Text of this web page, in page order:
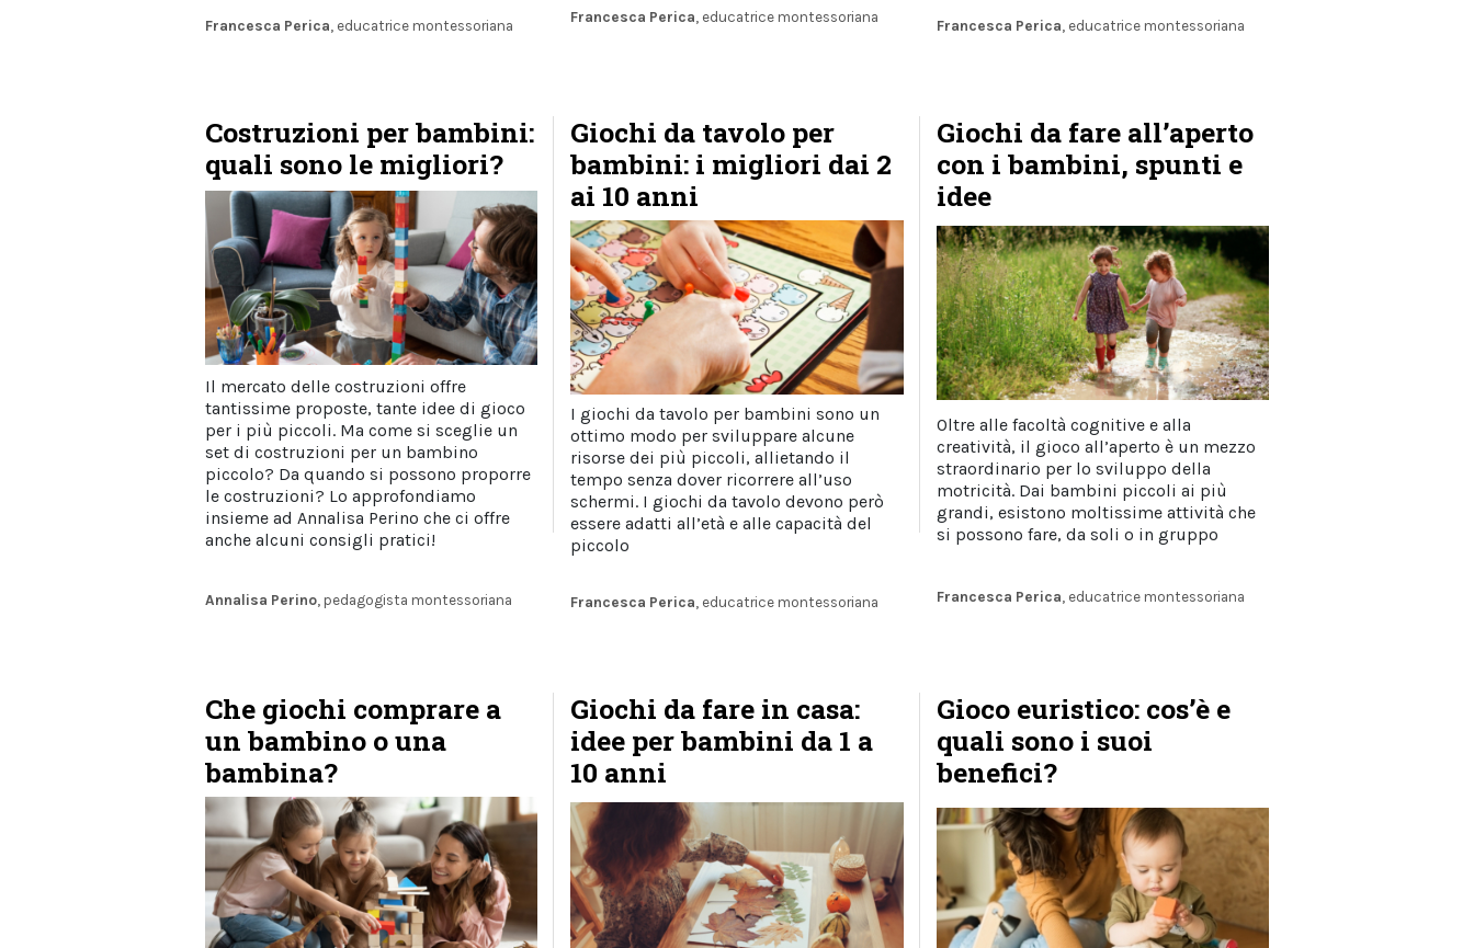
Francesca Perica , educatrice montessoriana Francesca Perica, educatrice montessoriana Francesca Perica , educatrice montessoriana
Costruzioni per bambini:
quali sono le migliori?
Annalisa Perino , pedagogista montessoriana
Il mercato delle costruzioni offre
tantissime proposte, tante idee di gioco
per i più piccoli. Ma come si sceglie un
set di costruzioni per un bambino
piccolo? Da quando si possono proporre
le costruzioni? Lo approfondiamo
insieme ad Annalisa Perino che ci offre
anche alcuni consigli pratici!
Giochi da tavolo per
bambini: i migliori dai 2
ai 10 anni
Francesca Perica , educatrice montessoriana
I giochi da tavolo per bambini sono un
ottimo modo per sviluppare alcune
risorse dei più piccoli, allietando il
tempo senza dover ricorrere all’uso
schermi. I giochi da tavolo devono però
essere adatti all’età e alle capacità del
piccolo
Giochi da fare all’aperto
con i bambini, spunti e
idee
Francesca Perica , educatrice montessoriana
Oltre alle facoltà cognitive e alla
creatività, il gioco all’aperto è un mezzo
straordinario per lo sviluppo della
motricità. Dai bambini piccoli ai più
grandi, esistono moltissime attività che
si possono fare, da soli o in gruppo
Che giochi comprare a
un bambino o una
bambina?
Giochi da fare in casa:
idee per bambini da 1 a
10 anni
Gioco euristico: cos’è e
quali sono i suoi
benefici?